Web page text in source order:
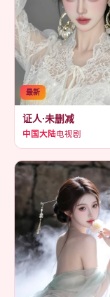
最新
证人·未删减
中国大陆电视剧